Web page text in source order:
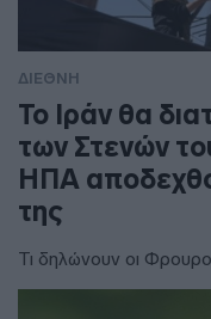
ΔΙΕΘΝΗ
To Ιράν θα
των Στενών
ΗΠΑ
της
Τι δηλώνουν οι